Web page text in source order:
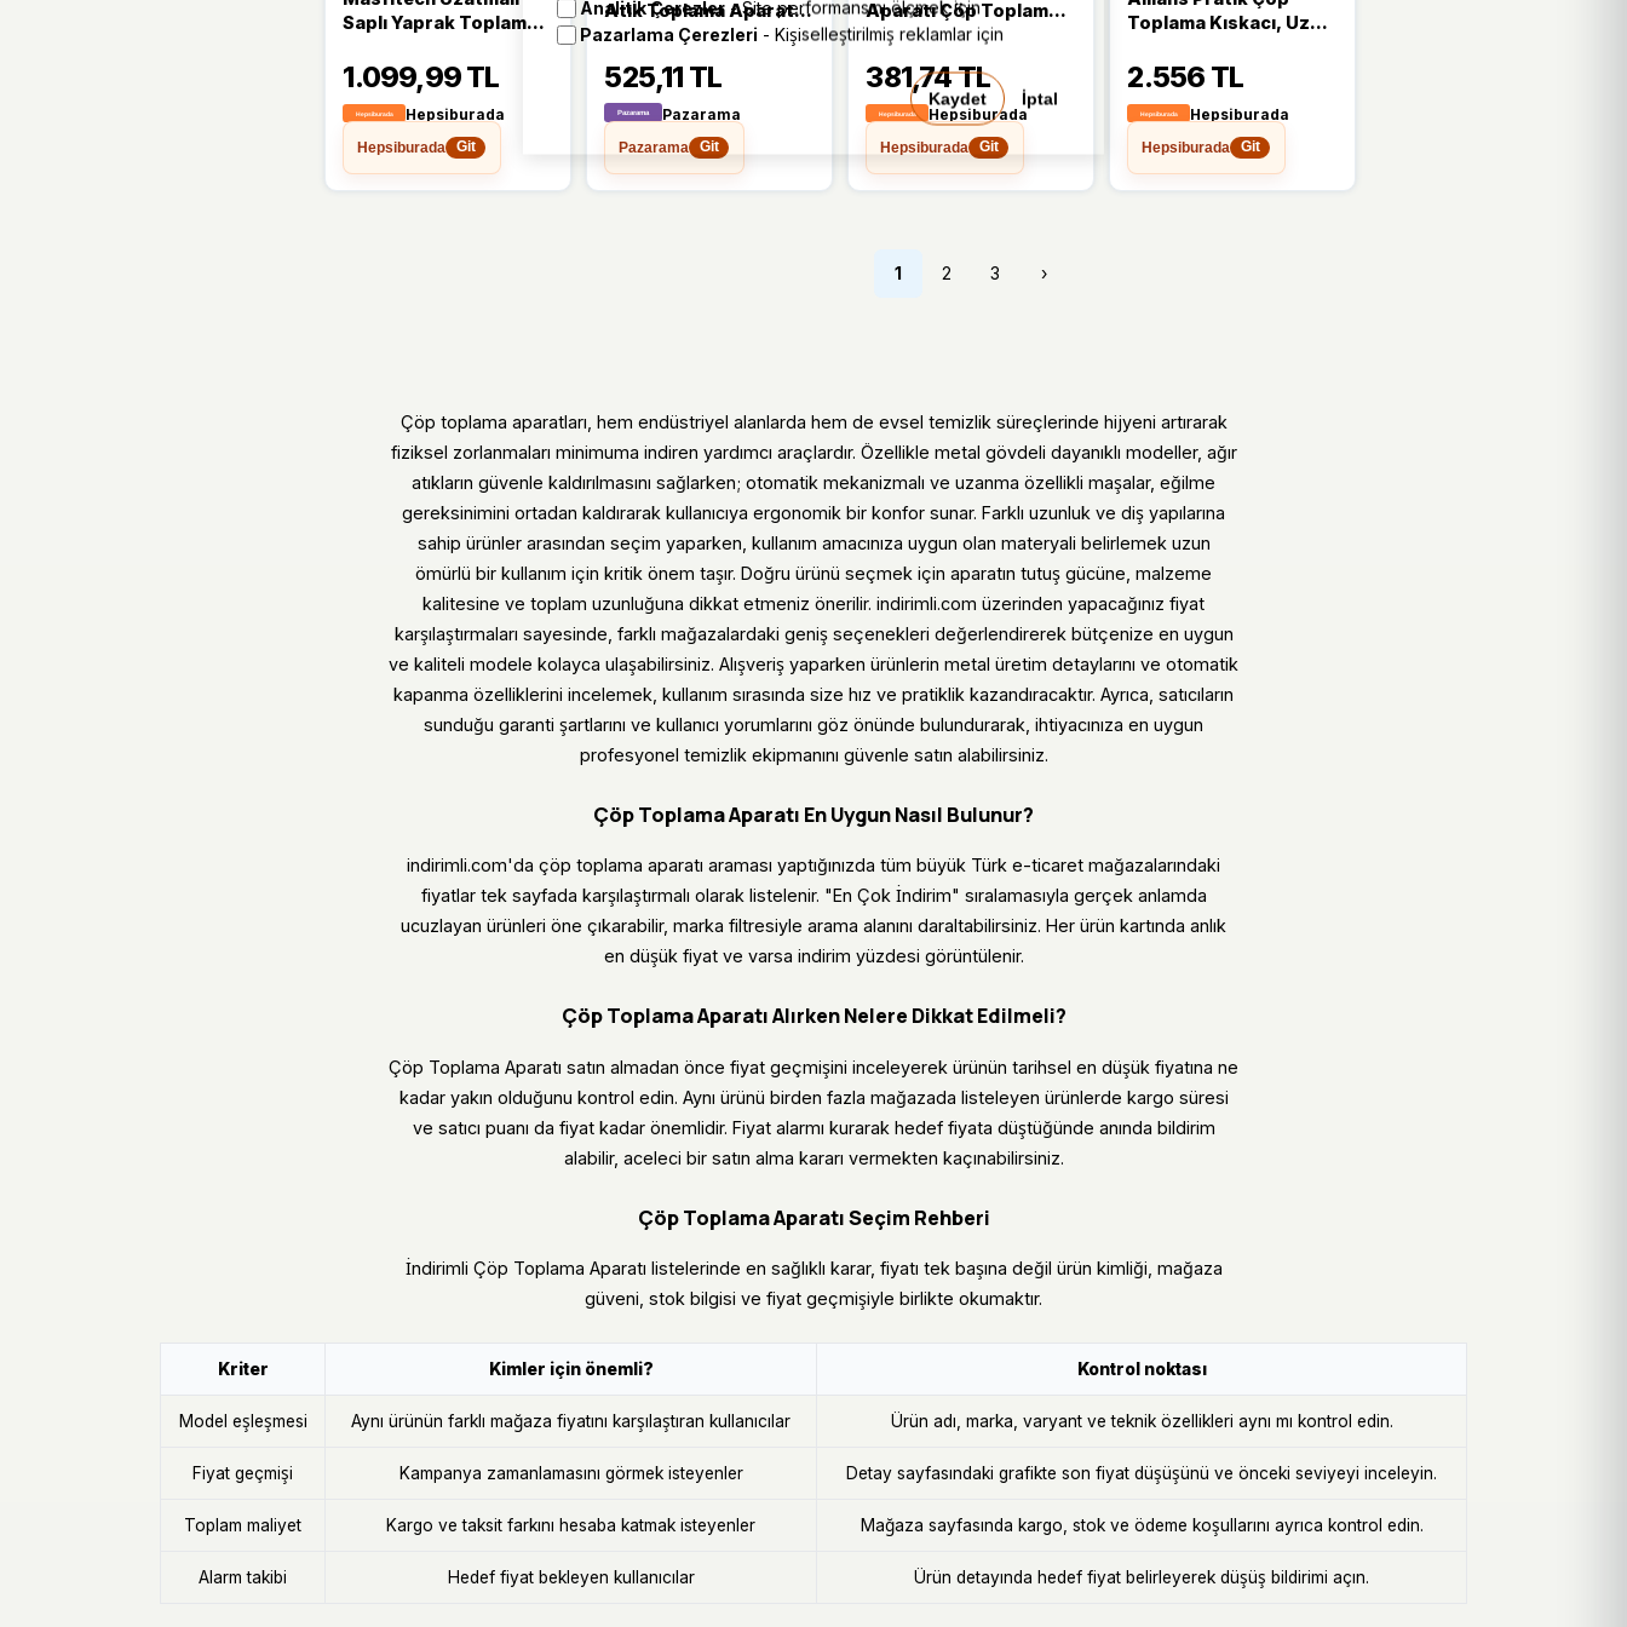
Saplı Yaprak Toplama
Toplayıcı - Ergonomik
Tutmalı - 92 cm - Siyah
1.099,99 TL
Hepsiburada
Hepsiburada
Git
Atık Toplama Aparatı
Maşası Düz Model
525,11 TL
Pazarama
Pazarama
Git
Aparatı Çöp Toplama
Aparatı Akvaryum
381,74 TL
Hepsiburada
Hepsiburada
Git
Toplama Kıskacı, Uzun
Kolaylığı - Altın -
2.556 TL
Hepsiburada
Hepsiburada
Git
1 2 3 ›
Çöp toplama aparatları, hem endüstriyel alanlarda hem de evsel temizlik süreçlerinde hijyeni artırarak
fiziksel zorlanmaları minimuma indiren yardımcı araçlardır. Özellikle metal gövdeli dayanıklı modeller, ağır
atıkların güvenle kaldırılmasını sağlarken; otomatik mekanizmalı ve uzanma özellikli maşalar, eğilme
gereksinimini ortadan kaldırarak kullanıcıya ergonomik bir konfor sunar. Farklı uzunluk ve diş yapılarına
sahip ürünler arasından seçim yaparken, kullanım amacınıza uygun olan materyali belirlemek uzun
ömürlü bir kullanım için kritik önem taşır. Doğru ürünü seçmek için aparatın tutuş gücüne, malzeme
kalitesine ve toplam uzunluğuna dikkat etmeniz önerilir. indirimli.com üzerinden yapacağınız fiyat
karşılaştırmaları sayesinde, farklı mağazalardaki geniş seçenekleri değerlendirerek bütçenize en uygun
ve kaliteli modele kolayca ulaşabilirsiniz. Alışveriş yaparken ürünlerin metal üretim detaylarını ve otomatik
kapanma özelliklerini incelemek, kullanım sırasında size hız ve pratiklik kazandıracaktır. Ayrıca, satıcıların
sunduğu garanti şartlarını ve kullanıcı yorumlarını göz önünde bulundurarak, ihtiyacınıza en uygun
profesyonel temizlik ekipmanını güvenle satın alabilirsiniz.
Çöp Toplama Aparatı En Uygun Nasıl Bulunur?
indirimli.com'da çöp toplama aparatı araması yaptığınızda tüm büyük Türk e-ticaret mağazalarındaki
fiyatlar tek sayfada karşılaştırmalı olarak listelenir. "En Çok İndirim" sıralamasıyla gerçek anlamda
ucuzlayan ürünleri öne çıkarabilir, marka filtresiyle arama alanını daraltabilirsiniz. Her ürün kartında anlık
en düşük fiyat ve varsa indirim yüzdesi görüntülenir.
Çöp Toplama Aparatı Alırken Nelere Dikkat Edilmeli?
Çöp Toplama Aparatı satın almadan önce fiyat geçmişini inceleyerek ürünün tarihsel en düşük fiyatına ne
kadar yakın olduğunu kontrol edin. Aynı ürünü birden fazla mağazada listeleyen ürünlerde kargo süresi
ve satıcı puanı da fiyat kadar önemlidir. Fiyat alarmı kurarak hedef fiyata düştüğünde anında bildirim
alabilir, aceleci bir satın alma kararı vermekten kaçınabilirsiniz.
Çöp Toplama Aparatı Seçim Rehberi
İndirimli Çöp Toplama Aparatı listelerinde en sağlıklı karar, fiyatı tek başına değil ürün kimliği, mağaza
güveni, stok bilgisi ve fiyat geçmişiyle birlikte okumaktır.
Kriter Kimler için önemli? Kontrol noktası
Model eşleşmesi Aynı ürünün farklı mağaza fiyatını karşılaştıran kullanıcılar Ürün adı, marka, varyant ve teknik özellikleri aynı mı kontrol edin.
Fiyat geçmişi Kampanya zamanlamasını görmek isteyenler Detay sayfasındaki grafikte son fiyat düşüşünü ve önceki seviyeyi inceleyin.
Toplam maliyet Kargo ve taksit farkını hesaba katmak isteyenler Mağaza sayfasında kargo, stok ve ödeme koşullarını ayrıca kontrol edin.
Alarm takibi Hedef fiyat bekleyen kullanıcılar Ürün detayında hedef fiyat belirleyerek düşüş bildirimi açın.
Analitik Çerezler - Site performansını ölçmek için
Pazarlama Çerezleri - Kişiselleştirilmiş reklamlar için
Kaydet İptal